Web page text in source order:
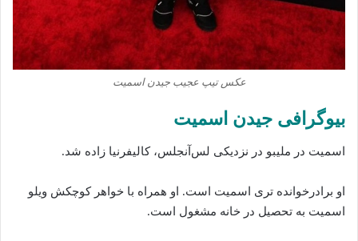
عکس تیپ عجیب جیدن اسمیت
بیوگرافی جیدن اسمیت
اسمیت در ملیبو در نزدیکی لس‌آنجلس، کالیفرنیا زاده شد.
او برادرخوانده تری اسمیت است. او همراه با خواهر کوچکش ویلو
اسمیت به تحصیل در خانه مشغول است.